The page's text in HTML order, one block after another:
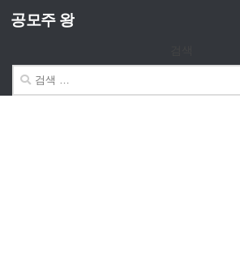
Skip to content
공모주 왕
색: